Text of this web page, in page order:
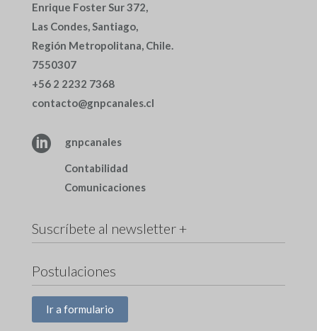
Enrique Foster Sur 372,
Las Condes, Santiago,
Región Metropolitana, Chile.
7550307
+56 2 2232 7368
contacto@gnpcanales.cl
 gnpcanales
Contabilidad
Comunicaciones
Suscríbete al newsletter +
Postulaciones
Ir a formulario